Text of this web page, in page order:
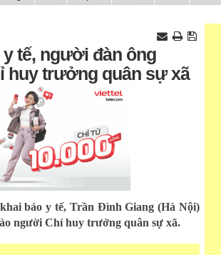
tế, người đàn ông
huy trưởng quân sự xã
báo y tế, Trần Đình Giang (Hà Nội)
người Chỉ huy trưởng quân sự xã.